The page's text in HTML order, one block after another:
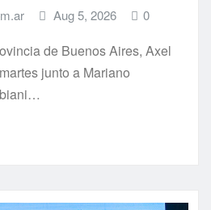
junto a Mariano